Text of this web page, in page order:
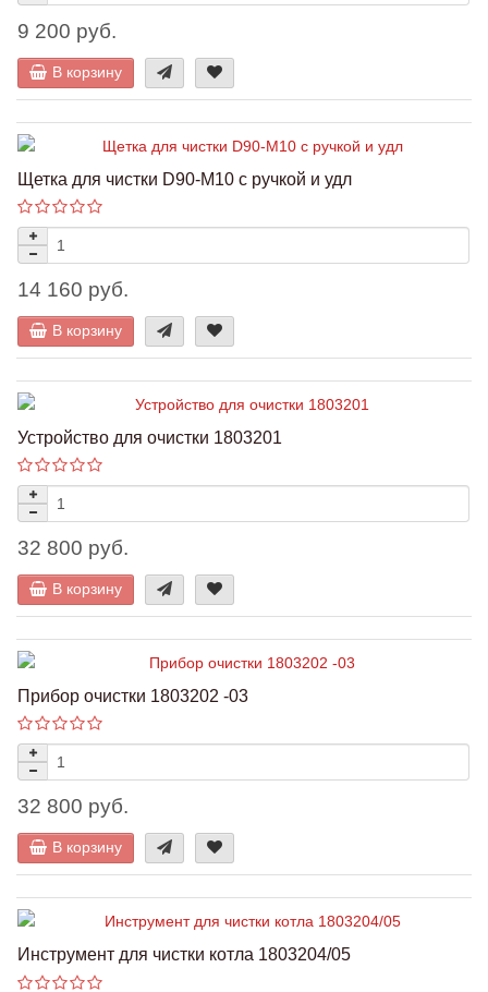
9 200 руб.
В корзину
Щетка для чистки D90-M10 с ручкой и удл
14 160 руб.
В корзину
Устройство для очистки 1803201
32 800 руб.
В корзину
Прибор очистки 1803202 -03
32 800 руб.
В корзину
Инструмент для чистки котла 1803204/05